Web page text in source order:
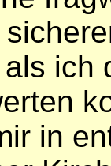
ich
in